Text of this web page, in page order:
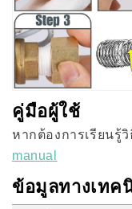
คู่มือผู้ใช้
หากต้องการเรียน
manual
ข้อมูลทางเทค